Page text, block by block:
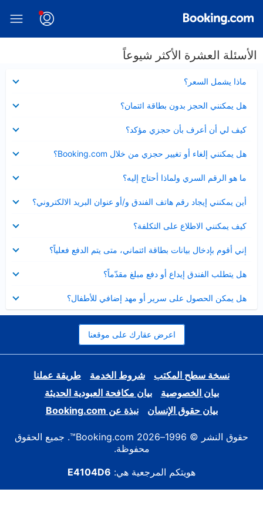
الأسئلة العشرة الأكثر شيوعاً
ماذا يشمل السعر؟
مصغر
هل يمكنني الحجز بدون بطاقة ائتمان؟
مصغر
كيف لي أن أعرف بأن حجزي مؤكد؟
مصغر
هل يمكنني إلغاء أو تغيير حجزي من خلال Booking.com؟
مصغر
ما هو الرقم السري ولماذا أحتاج إليه؟
مصغر
أين يمكنني إيجاد رقم هاتف الفندق و/أو عنوان البريد الالكتروني؟
عرض
مصغر
كيف يمكنني الاطلاع على التكلفة؟
مصغر
إني أقوم بإدخال بيانات بطاقة ائتماني، متى يتم الدفع فعلياً؟
مصغر
هل يتطلب الفندق إيداع أو دفع مبلغ مقدّماً؟
مصغر
هل يمكن الحصول على سرير أو مهد إضافي للأطفال؟
مصغر
اعرض عقارك على موقعنا
نسخة سطح المكتب شروط الخدمة
طريقة عملنا
بيان الخصوصية
بيان مكافحة العبودية الحديثة
بيان حقوق الإنسان
نبذة عن Booking.com
حقوق النشر © 1996–2026 Booking.com™. جميع الحقوق
محفوظة.
هويتكم المرجعية هي: E4104D6